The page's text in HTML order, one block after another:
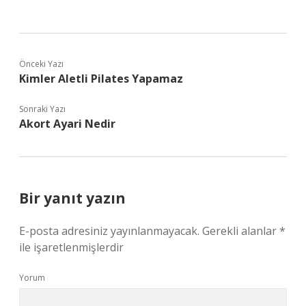
Önceki Yazı
Kimler Aletli Pilates Yapamaz
Sonraki Yazı
Akort Ayari Nedir
Bir yanıt yazın
E-posta adresiniz yayınlanmayacak. Gerekli alanlar*
ile işaretlenmişlerdir
Yorum